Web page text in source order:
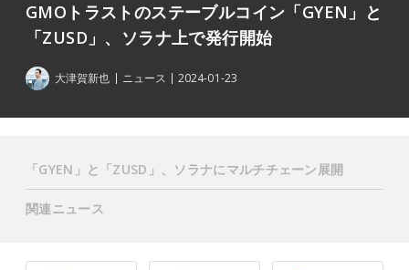
GMOトラストのステーブルコイン「GYEN」と
「ZUSD」、ソラナ上で発行開始
大津賀新也 ニュース 2024-01-23
「GYEN」と「ZUSD」、ソラナにマルチチェーン展開
関連ニュース